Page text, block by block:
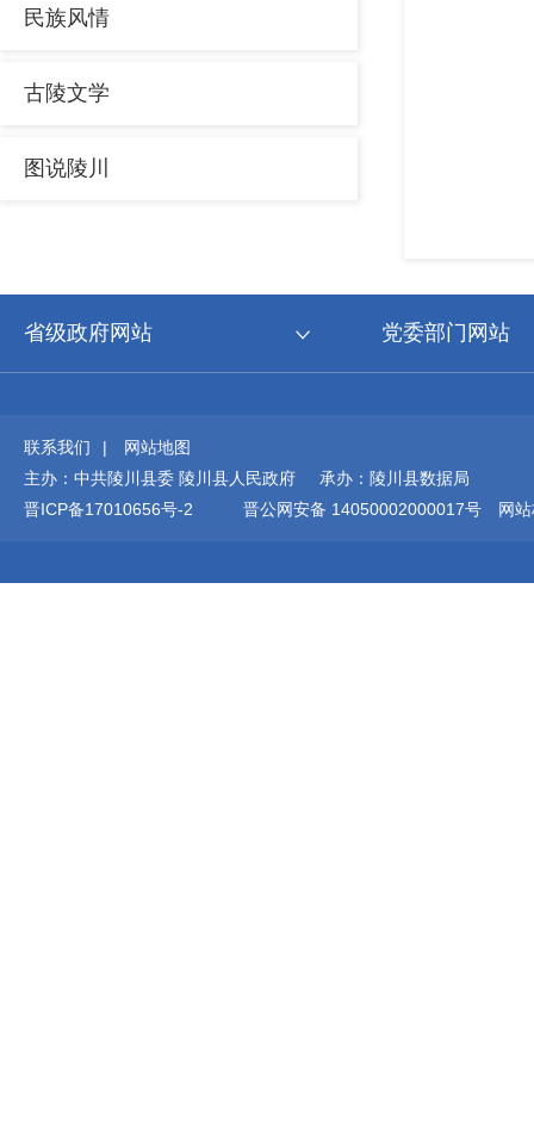
民族风情
古陵文学
图说陵川
省级政府网站 党委部门网站
联系我们 |
网站地图
主办：中共陵川县委 陵川县人民政府 承办：陵川县数据局
晋ICP备17010656号-2
晋公网安备 14050002000017号 网